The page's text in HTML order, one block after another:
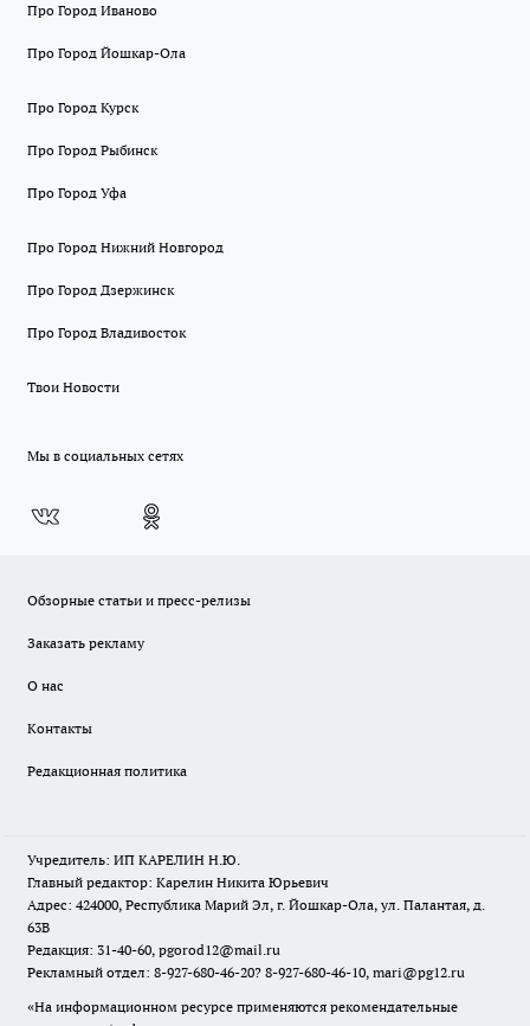
Про Город Иваново
Про Город Йошкар-Ола
Про Город Курск
Про Город Рыбинск
Про Город Уфа
Про Город Нижний Новгород
Про Город Дзержинск
Про Город Владивосток
Твои Новости
Мы в социальных сетях
Обзорные статьи и пресс-релизы
Заказать рекламу
О нас
Контакты
Редакционная политика
Учредитель: ИП КАРЕЛИН Н.Ю.
Главный редактор: Карелин Никита Юрьевич
Адрес: 424000, Республика Марий Эл, г. Йошкар-Ола, ул. Палантая, д.
63В
Редакция: 31-40-60, pgorod12@mail.ru
Рекламный отдел: 8-927-680-46-20? 8-927-680-46-10, mari@pg12.ru
«На информационном ресурсе применяются рекомендательные